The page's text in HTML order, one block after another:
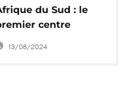
du Sud : le
centre
de vaccins à
ARNm inauguré
13/08/2024